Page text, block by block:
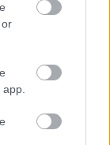
tovább